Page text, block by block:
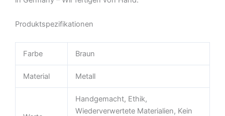
Produktspezifikationen
Farbe Braun
Material Metall
Handgemacht, Ethik,
Wiederverwertete Materialien, Kein